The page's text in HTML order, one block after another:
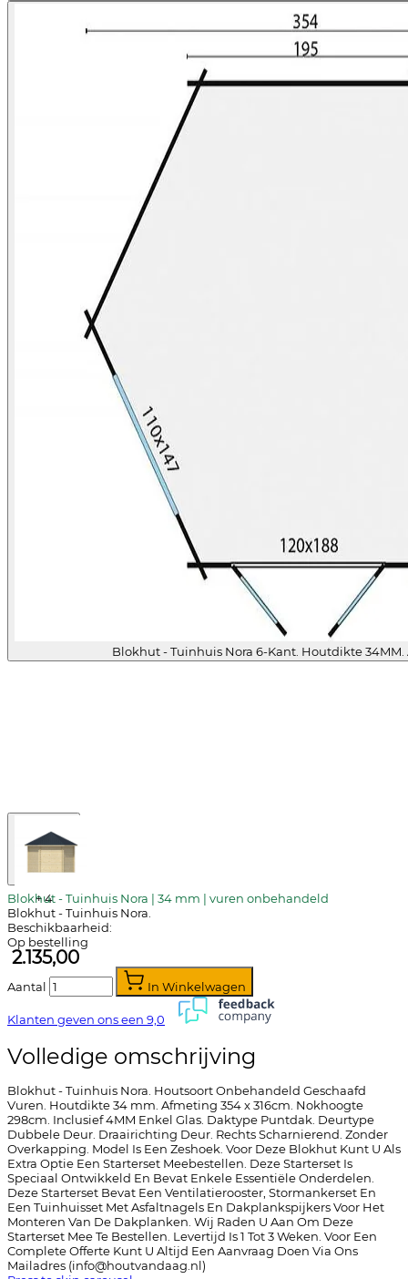
Blokhut - Tuinhuis Nora 6-Kant. Houtdikte 34MM.
+4
Blokhut - Tuinhuis Nora | 34 mm | vuren onbehandeld
Blokhut - Tuinhuis Nora.
Beschikbaarheid:
Op bestelling
2.135,00
Aantal In Winkelwagen
Klanten geven ons een 9,0
Volledige omschrijving
Blokhut - Tuinhuis Nora. Houtsoort Onbehandeld Geschaafd
Vuren. Houtdikte 34 mm. Afmeting 354 x 316cm. Nokhoogte
298cm. Inclusief 4MM Enkel Glas. Daktype Puntdak. Deurtype
Dubbele Deur. Draairichting Deur. Rechts Scharnierend. Zonder
Overkapping. Model Is Een Zeshoek. Voor Deze Blokhut Kunt U Als
Extra Optie Een Starterset Meebestellen. Deze Starterset Is
Speciaal Ontwikkeld En Bevat Enkele Essentiële Onderdelen.
Deze Starterset Bevat Een Ventilatierooster, Stormankerset En
Een Tuinhuisset Met Asfaltnagels En Dakplankspijkers Voor Het
Monteren Van De Dakplanken. Wij Raden U Aan Om Deze
Starterset Mee Te Bestellen. Levertijd Is 1 Tot 3 Weken. Voor Een
Complete Offerte Kunt U Altijd Een Aanvraag Doen Via Ons
Mailadres (info@houtvandaag.nl)